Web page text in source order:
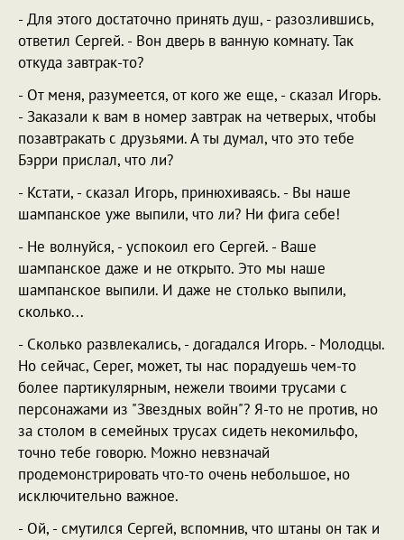
- Для этого достаточно принять душ, - разозлившись,
ответил Сергей. - Вон дверь в ванную комнату. Так
откуда завтрак-то?
- От меня, разумеется, от кого же еще, - сказал Игорь.
- Заказали к вам в номер завтрак на четверых, чтобы
позавтракать с друзьями. А ты думал, что это тебе
Бэрри прислал, что ли?
- Кстати, - сказал Игорь, принюхиваясь. - Вы наше
шампанское уже выпили, что ли? Ни фига себе!
- Не волнуйся, - успокоил его Сергей. - Ваше
шампанское даже и не открыто. Это мы наше
шампанское выпили. И даже не столько выпили,
сколько...
- Сколько развлекались, - догадался Игорь. - Молодцы.
Но сейчас, Серег, может, ты нас порадуешь чем-то
более партикулярным, нежели твоими трусами с
персонажами из "Звездных войн"? Я-то не против, но
за столом в семейных трусах сидеть некомильфо,
точно тебе говорю. Можно невзначай
продемонстрировать что-то очень небольшое, но
исключительно важное.
- Ой, - смутился Сергей, вспомнив, что штаны он так и